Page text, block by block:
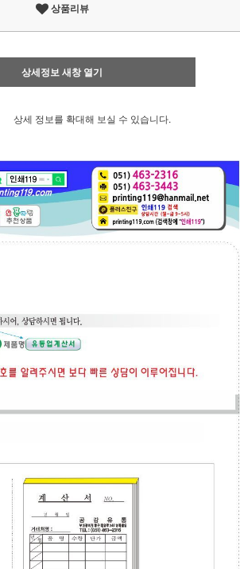
상품리뷰
상세정보 새창 열기
상세 정보를 확대해 보실 수 있습니다.